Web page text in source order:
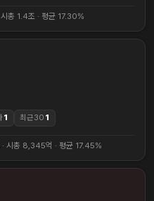
총 1.4조 · 평균 17.30%
1 최근30 1
시총 8,345억 · 평균 17.45%